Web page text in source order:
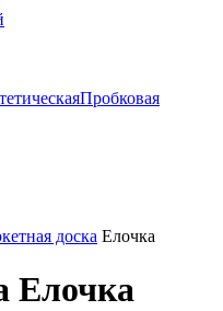
Пробковая
доска Елочка
Елочка